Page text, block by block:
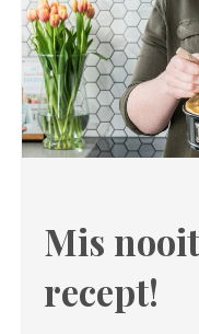
Mis
recept!